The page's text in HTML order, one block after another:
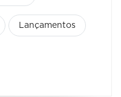
Lançamentos